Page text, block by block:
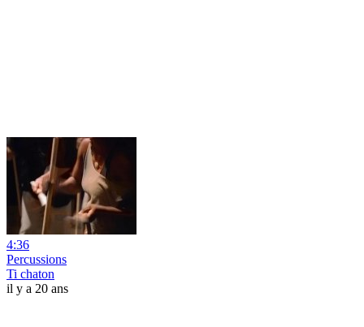
4:36
Percussions
Ti chaton
il y a 20 ans